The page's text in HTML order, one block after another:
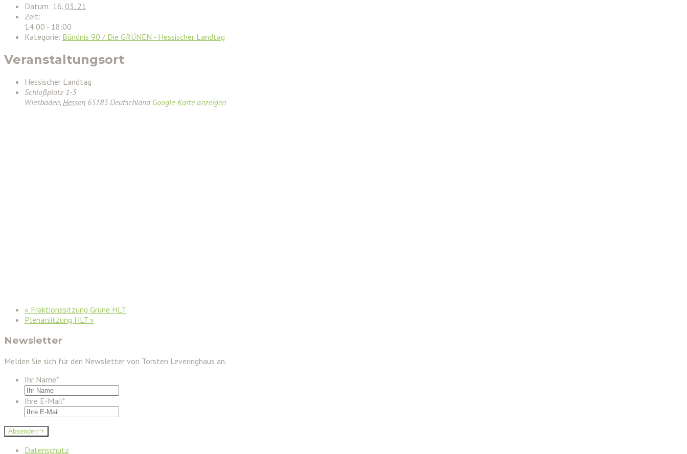
Datum: 16. 03. 21
Zeit:
14:00 - 18:00
Kategorie: Bündnis 90 / Die GRÜNEN - Hessischer Landtag
Veranstaltungsort
Hessischer Landtag
Schloßplatz 1-3
Wiesbaden, Hessen 65183 Deutschland Google-Karte anzeigen
« Fraktionssitzung Grüne HLT
Plenarsitzung HLT »
Newsletter
Melden Sie sich für den Newsletter von Torsten Leveringhaus an.
Ihr Name*
Ihre E-Mail*
Absenden
Datenschutz